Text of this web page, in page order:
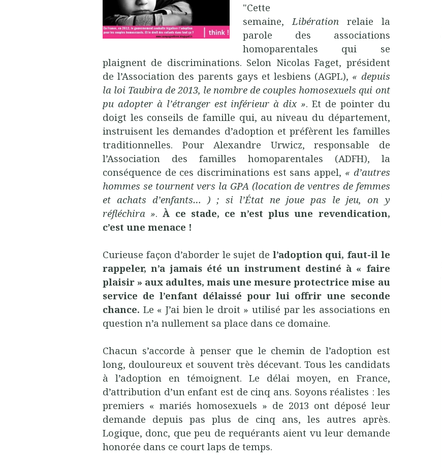
"Cette
semaine, Libérationrelaie la
parole des associations
homoparentales qui se
plaignent de discriminations. Selon Nicolas Faget, président
de l’Association des parents gays et lesbiens (AGPL), « depuis
la loi Taubira de 2013, le nombre de couples homosexuels qui ont
pu adopter à l’étranger est inférieur à dix ». Et de pointer du
doigt les conseils de famille qui, au niveau du département,
instruisent les demandes d’adoption et préfèrent les familles
traditionnelles. Pour Alexandre Urwicz, responsable de
l’Association des familles homoparentales (ADFH), la
conséquence de ces discriminations est sans appel, « d’autres
hommes se tournent vers la GPA (location de ventres de femmes
et achats d’enfants… ) ; si l’État ne joue pas le jeu, on y
réfléchira ».À ce stade, ce n’est plus une revendication,
c’est une menace !
Curieuse façon d’aborder le sujet de l’adoption qui, faut-il le
rappeler, n’a jamais été un instrument destiné à « faire
plaisir » aux adultes, mais une mesure protectrice mise au
service de l’enfant délaissé pour lui offrir une seconde
chance. Le « J’ai bien le droit » utilisé par les associations en
question n’a nullement sa place dans ce domaine.
Chacun s’accorde à penser que le chemin de l’adoption est
long, douloureux et souvent très décevant. Tous les candidats
à l’adoption en témoignent. Le délai moyen, en France,
d’attribution d’un enfant est de cinq ans. Soyons réalistes : les
premiers « mariés homosexuels » de 2013 ont déposé leur
demande depuis pas plus de cinq ans, les autres après.
Logique, donc, que peu de requérants aient vu leur demande
honorée dans ce court laps de temps.